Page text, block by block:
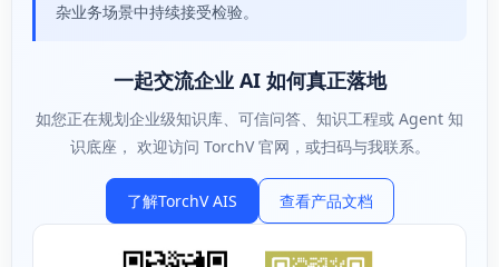
杂业务场景中持续接受检验。
一起交流企业 AI 如何真正落地
如您正在规划企业级知识库、可信问答、知识工程或 Agent 知
识底座， 欢迎访问 TorchV 官网，或扫码与我联系。
了解TorchV AIS 查看产品文档